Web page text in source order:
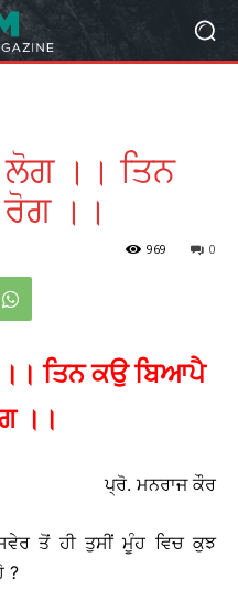
ਲੋਗ ।। ਤਿਨ
।।
0
969
ਤਿਨ ਕਉ ਬਿਆਪੈ
।।
ਪ੍ਰੋ. ਮਨਰਾਜ ਕੌਰ
ਤੋਂ ਹੀ ਤੁਸੀਂ ਮੂੰਹ ਵਿਚ ਕੁਝ
?